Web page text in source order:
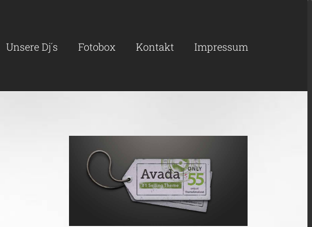
Unsere Dj´s Fotobox Kontakt Impressum